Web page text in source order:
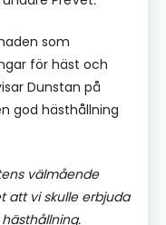
som
för häst och
Dunstan på
god hästhållning
välmående
att vi skulle erbjuda